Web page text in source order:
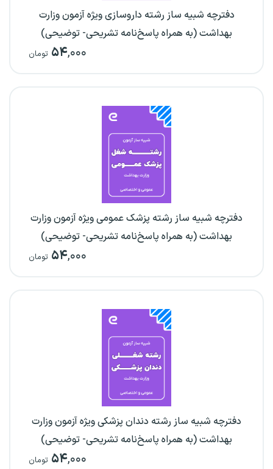
دفترچه شبیه ساز رشته داروسازی ویژه آزمون وزارت
بهداشت (به همراه پاسخ‌نامه تشریحی- توضیحی)
۵۴,۰۰۰ تومان
دفترچه شبیه ساز رشته پزشک عمومی ویژه آزمون وزارت
بهداشت (به همراه پاسخ‌نامه تشریحی- توضیحی)
۵۴,۰۰۰ تومان
دفترچه شبیه ساز رشته دندان پزشکی ویژه آزمون وزارت
بهداشت (به همراه پاسخ‌نامه تشریحی- توضیحی)
۵۴,۰۰۰ تومان